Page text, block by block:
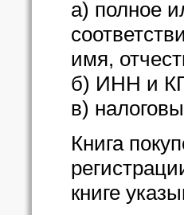
а) полное
имя,
б) ИНН и
в)
Книга
книге